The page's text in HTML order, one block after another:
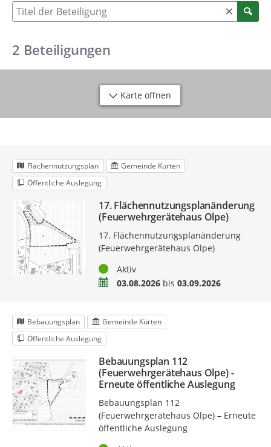
Suche nach Beteiligung
2 Beteiligungen
Karte öffnen
Flächennutzungsplan
Gemeinde Kürten
Öffentliche Auslegung
17. Flächennutzungsplanänderung
(Feuerwehrgerätehaus Olpe)
17. Flächennutzungsplanänderung
(Feuerwehrgerätehaus Olpe)
StatusAktiv
Zeitraum03.08.2026bis 03.09.2026
Bebauungsplan
Gemeinde Kürten
Öffentliche Auslegung
Bebauungsplan 112
(Feuerwehrgerätehaus Olpe) -
Erneute öffentliche Auslegung
Bebauungsplan 112
(Feuerwehrgerätehaus Olpe) – Erneute
öffentliche Auslegung